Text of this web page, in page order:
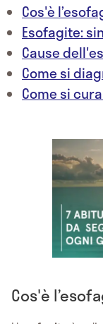
Cos'è
Esofagite:
Cause
Come si
Come si
Cos'è